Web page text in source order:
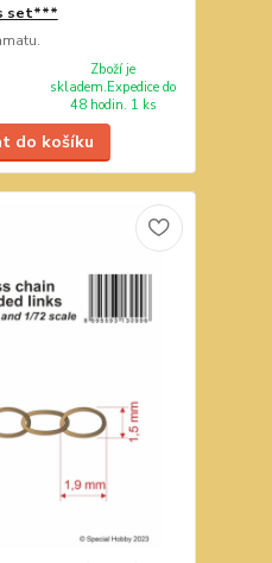
set***
Zboží je
skladem.Expedice do
48 hodin. 1 ks
do košíku